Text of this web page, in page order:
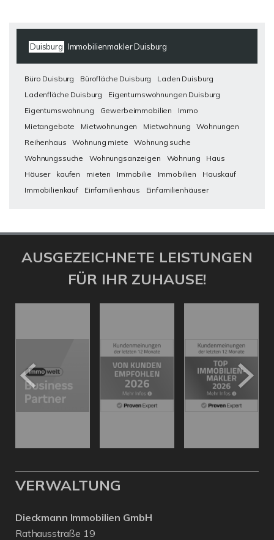
Duisburg Immobilienmakler Duisburg
Büro Duisburg Bürofläche Duisburg
Laden Duisburg
Ladenfläche Duisburg
Eigentumswohnungen Duisburg
Eigentumswohnung
Gewerbeimmobilien
Immo
Mietangebote
Mietwohnungen Mietwohnung
Wohnungen
Reihenhaus
Wohnung miete
Wohnung suche
Wohnungssuche
Wohnungsanzeigen Wohnung
Haus
Häuser
kaufen mieten Immobilie Immobilien
Hauskauf
Immobilienkauf
Einfamilienhaus Einfamilienhäuser
AUSGEZEICHNETE LEISTUNGEN
FÜR IHR ZUHAUSE!
VERWALTUNG
Dieckmann Immobilien GmbH
Rathausstraße 19